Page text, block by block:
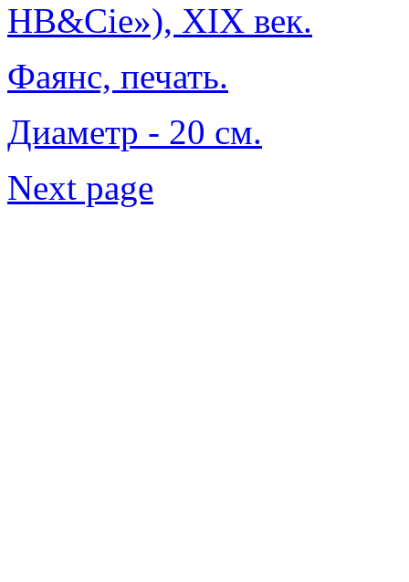
HB&Cie»), XIX век.
Фаянс, печать.
Диаметр - 20 см.
Next page